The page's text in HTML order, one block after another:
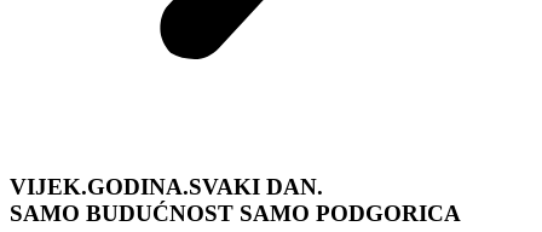
VIJEK.GODINA.SVAKI DAN.
SAMO BUDUĆNOST SAMO PODGORICA